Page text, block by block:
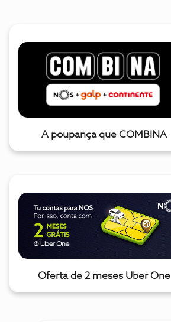
A poupança que COMBINA
Oferta de 2 meses Uber One